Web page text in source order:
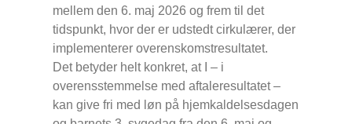
mellem den 6. maj 2026 og frem til det
tidspunkt, hvor der er udstedt cirkulærer, der
implementerer overenskomstresultatet.
Det betyder helt konkret, at I – i
overensstemmelse med aftaleresultatet –
kan give fri med løn på hjemkaldelsesdagen